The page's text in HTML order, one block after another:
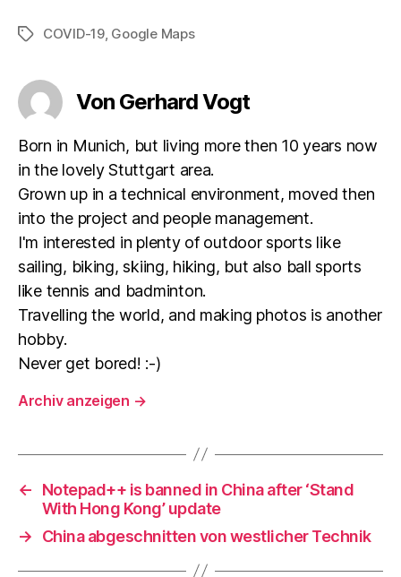
Schlagwörter
COVID-19, Google Maps
Von Gerhard Vogt
Born in Munich, but living more then 10 years now
in the lovely Stuttgart area.
Grown up in a technical environment, moved then
into the project and people management.
I'm interested in plenty of outdoor sports like
sailing, biking, skiing, hiking, but also ball sports
like tennis and badminton.
Travelling the world, and making photos is another
hobby.
Never get bored! :-)
Archiv anzeigen →
←
Notepad++ is banned in China after ‘Stand
With Hong Kong’ update
→
China abgeschnitten von westlicher Technik